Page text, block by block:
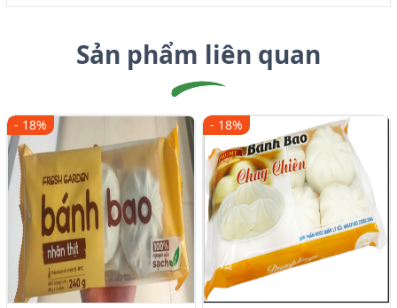
Sản phẩm liên quan
- 18% - 18%